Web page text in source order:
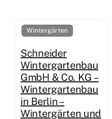
Wintergärten
Schneider
Wintergartenbau
GmbH & Co. KG –
Wintergartenbau
in Berlin –
Wintergärten und